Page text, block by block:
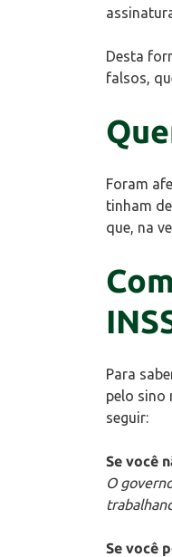
Desta
falsos,
Foram
tinham
que, na
Para
pelo sino
seguir:
Se você
O
Se você